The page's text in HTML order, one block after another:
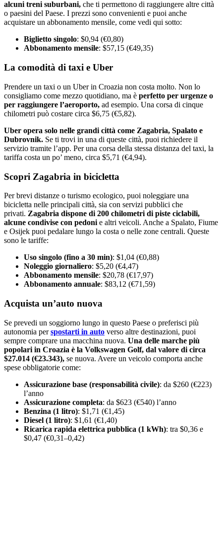
alcuni treni suburbani, che ti permettono di raggiungere altre città
o paesini del Paese. I prezzi sono convenienti e puoi anche
acquistare un abbonamento mensile, come vedi qui sotto:
Biglietto singolo: $0,94 (€0,80)
Abbonamento mensile: $57,15 (€49,35)
La comodità di taxi e Uber
Prendere un taxi o un Uber in Croazia non costa molto. Non lo
consigliamo come mezzo quotidiano, ma è perfetto per urgenze o
per raggiungere l’aeroporto, ad esempio. Una corsa di cinque
chilometri può costare circa $6,75 (€5,82).
Uber opera solo nelle grandi città come Zagabria, Spalato e
Dubrovnik. Se ti trovi in una di queste città, puoi richiedere il
servizio tramite l’app. Per una corsa della stessa distanza del taxi, la
tariffa costa un po’ meno, circa $5,71 (€4,94).
Scopri Zagabria in bicicletta
Per brevi distanze o turismo ecologico, puoi noleggiare una
bicicletta nelle principali città, sia con servizi pubblici che
privati. Zagabria dispone di 200 chilometri di piste ciclabili,
alcune condivise con pedoni e altri veicoli. Anche a Spalato, Fiume
e Osijek puoi pedalare lungo la costa o nelle zone centrali. Queste
sono le tariffe:
Uso singolo (fino a 30 min): $1,04 (€0,88)
Noleggio giornaliero: $5,20 (€4,47)
Abbonamento mensile: $20,78 (€17,97)
Abbonamento annuale: $83,12 (€71,59)
Acquista un’auto nuova
Se prevedi un soggiorno lungo in questo Paese o preferisci più
autonomia perspostarti in auto verso altre destinazioni, puoi
sempre comprare una macchina nuova. Una delle marche più
popolari in Croazia è la Volkswagen Golf, dal valore di circa
$27.014 (€23.343), se nuova. Avere un veicolo comporta anche
spese obbligatorie come:
Assicurazione base (responsabilità civile): da $260 (€223)
l’anno
Assicurazione completa: da $623 (€540) l’anno
Benzina (1 litro): $1,71 (€1,45)
Diesel (1 litro): $1,61 (€1,40)
Ricarica rapida elettrica pubblica (1 kWh): tra $0,36 e
$0,47 (€0,31–0,42)